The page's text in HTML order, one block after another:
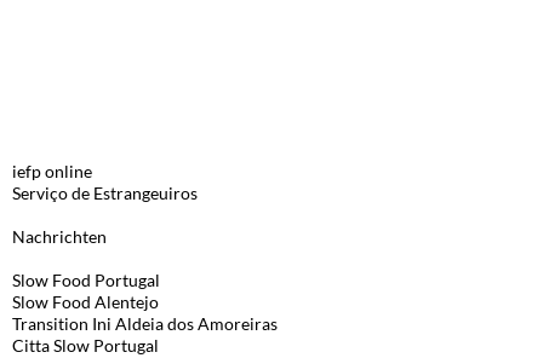
iefp online
Serviço de Estrangeuiros
Nachrichten
Slow Food Portugal
Slow Food Alentejo
Transition Ini Aldeia dos Amoreiras
Citta Slow Portugal